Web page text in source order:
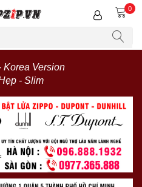
0
Korea Version
- Slim